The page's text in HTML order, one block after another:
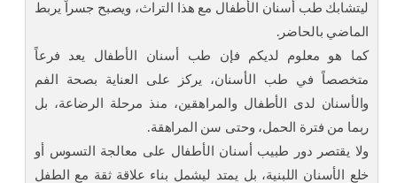
ليتشابك طب أسنان الأطفال مع هذا التراث، ويصبح جسراً يربط
الماضي بالحاضر.
كما هو معلوم لديكم فإن طب أسنان الأطفال يعد فرعاً
متخصصاً في طب الأسنان، يركز على العناية بصحة الفم
والأسنان لدى الأطفال والمراهقين، منذ مرحلة الرضاعة، بل
ربما من فترة الحمل، وحتى سن المراهقة.
ولا يقتصر دور طبيب أسنان الأطفال على معالجة التسوس أو
خلع الأسنان اللبنية، بل يمتد ليشمل بناء علاقة ثقة مع الطفل